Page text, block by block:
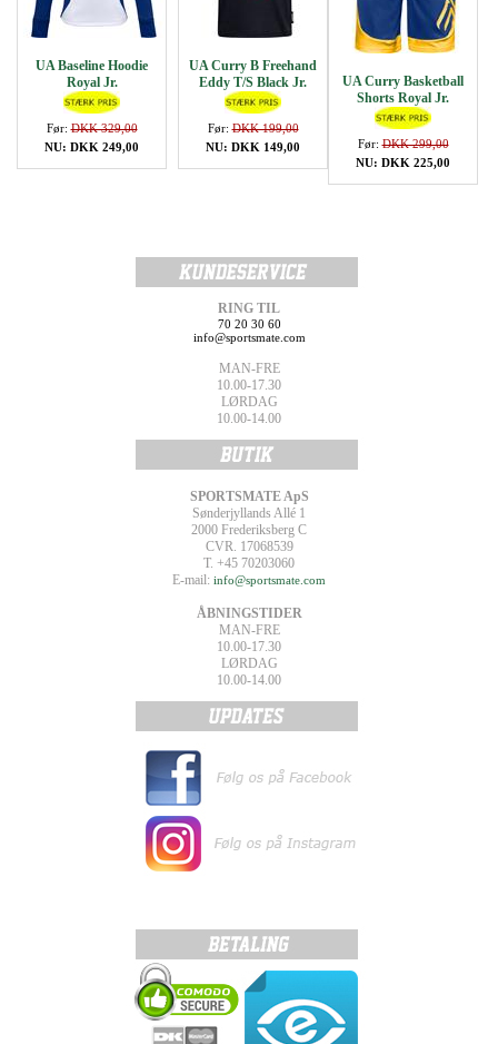
UA Baseline Hoodie
Royal Jr.
Før:DKK 329,00
NU: DKK 249,00
UA Curry B Freehand
Eddy T/S Black Jr.
Før:DKK 199,00
NU: DKK 149,00
UA Curry Basketball
Shorts Royal Jr.
Før:DKK 299,00
NU: DKK 225,00
RING TIL
70 20 30 60
info@sportsmate.com
MAN-FRE
10.00-17.30
LØRDAG
10.00-14.00
SPORTSMATE ApS
Sønderjyllands Allé 1
2000 Frederiksberg C
CVR. 17068539
T. +45 70203060
E-mail: info@sportsmate.com
ÅBNINGSTIDER
MAN-FRE
10.00-17.30
LØRDAG
10.00-14.00